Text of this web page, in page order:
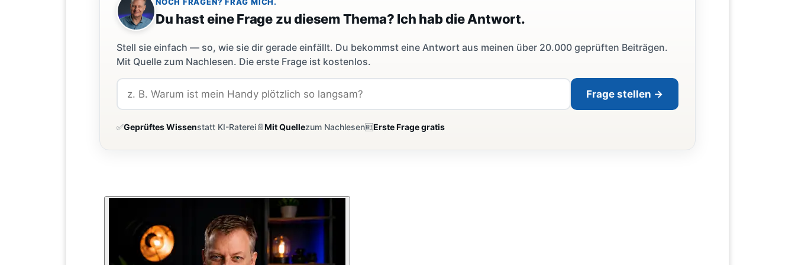
NOCH FRAGEN? FRAG MICH.
Du hast eine Frage zu diesem Thema? Ich hab die Antwort.
Stell sie einfach — so, wie sie dir gerade einfällt. Du bekommst eine Antwort aus meinen über 20.000 geprüften Beiträgen.
Mit Quelle zum Nachlesen. Die erste Frage ist kostenlos.
Frage stellen →
✅Geprüftes Wissenstatt KI-Raterei📄Mit Quellezum Nachlesen🆓Erste Frage gratis